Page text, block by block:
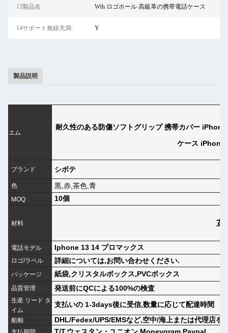
13製品名: Wth ロゴホール 高級革の携帯電話ケース
14サポート無線充満: Y
製品説明
エム
耐久性のある防傷ソフトグリップ 携帯カバー
ケース iPhone
ブランド シボテ
色 黒,赤,茶色,青
MOQ 10個
材料 革
電話モデル Iphone 13 14 プロマックス
ロゴ/ラベル 詳細については,お問い合わせください.
パッケージ 紙袋,クリスタルボックス,PVCボックス
品質管理 発送前にQCによる100%の検査
生産 リード タ
イム
支払いの 1-3days後に受信,数量に応じて配達時間
船舶 DHL/Fedex/UPS/EMSなど,空中/海上または代理店を